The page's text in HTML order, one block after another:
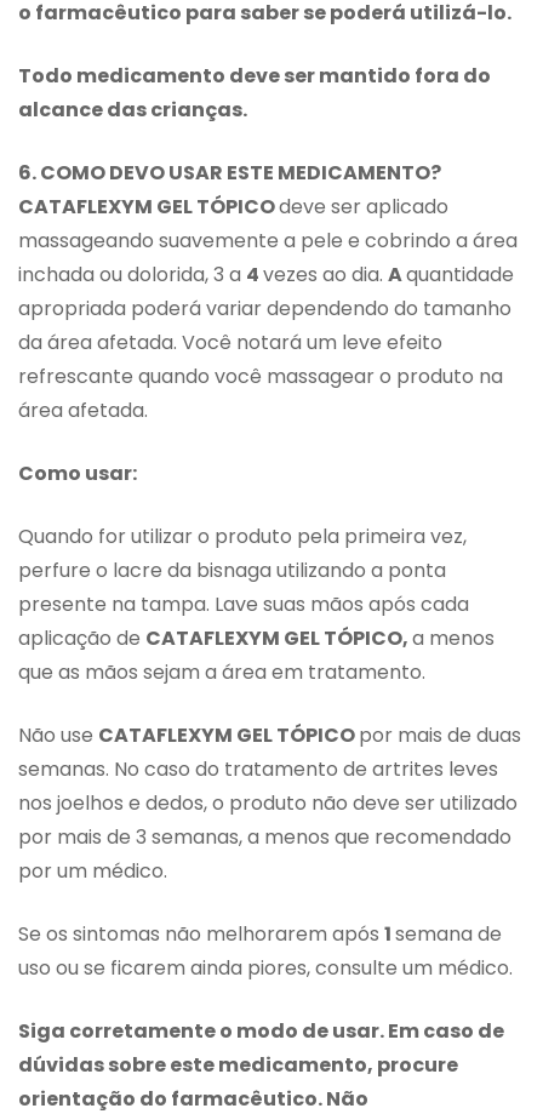
o farmacêutico para saber se poderá utilizá-lo.
Todo medicamento deve ser mantido fora do
alcance das crianças.
6. COMO DEVO USAR ESTE MEDICAMENTO?
CATAFLEXYM GEL TÓPICOdeve ser aplicado
massageando suavemente a pele e cobrindo a área
inchada ou dolorida, 3 a 4vezes ao dia. Aquantidade
apropriada poderá variar dependendo do tamanho
da área afetada. Você notará um leve efeito
refrescante quando você massagear o produto na
área afetada.
Como usar:
Quando for utilizar o produto pela primeira vez,
perfure o lacre da bisnaga utilizando a ponta
presente na tampa. Lave suas mãos após cada
aplicação de CATAFLEXYM GEL TÓPICO,a menos
que as mãos sejam a área em tratamento.
Não use CATAFLEXYM GEL TÓPICOpor mais de duas
semanas. No caso do tratamento de artrites leves
nos joelhos e dedos, o produto não deve ser utilizado
por mais de 3 semanas, a menos que recomendado
por um médico.
Se os sintomas não melhorarem após 1semana de
uso ou se ficarem ainda piores, consulte um médico.
Siga corretamente o modo de usar. Em caso de
dúvidas sobre este medicamento, procure
orientação do farmacêutico. Não